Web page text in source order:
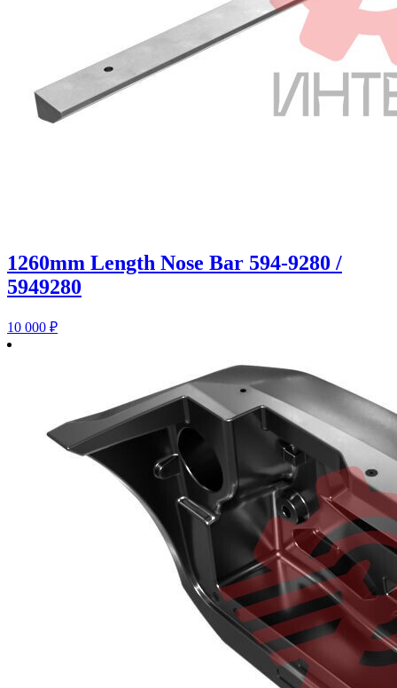
1260mm Length Nose Bar 594-9280 /
5949280
10 000 ₽